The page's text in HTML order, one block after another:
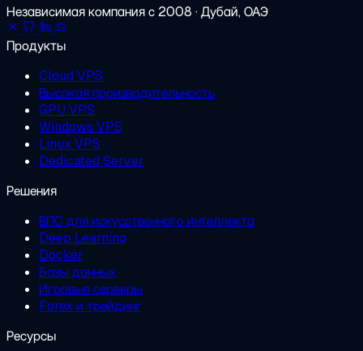
Независимая компания с 2008 · Дубай, ОАЭ
Продукты
Cloud VPS
Высокая производительность
GPU VPS
Windows VPS
Linux VPS
Dedicated Server
Решения
ВПС для искусственного интеллекта
Deep Learning
Docker
Базы данных
Игровые серверы
Forex и трейдинг
Ресурсы